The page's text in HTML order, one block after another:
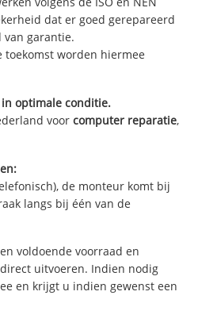
dat er goed gerepareerd
garantie.
worden hiermee
optimale conditie.
voorcomputer reparatie,
de monteur komt bij
langs bij één van de
voldoende voorraad en
uitvoeren. Indien nodig
en krijgt u indien gewenst een